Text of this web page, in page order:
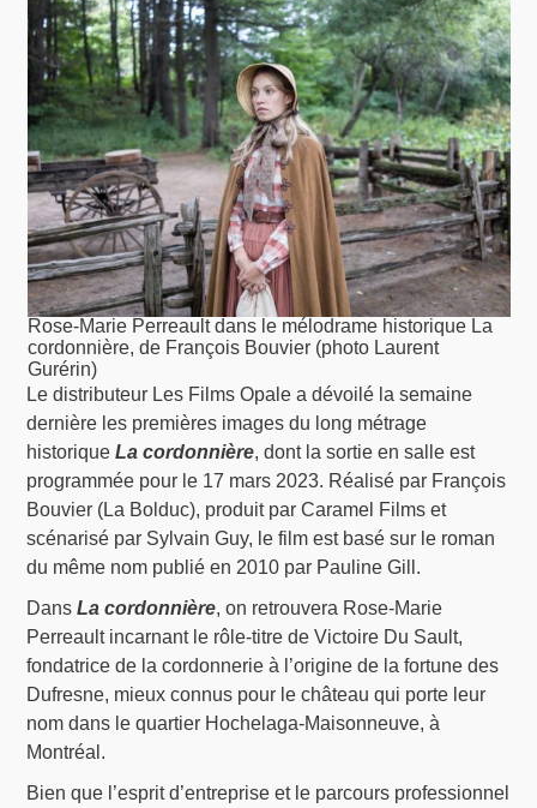
Rose-Marie Perreault dans le mélodrame historique La
cordonnière, de François Bouvier (photo Laurent
Gurérin)
Le distributeur Les Films Opale a dévoilé la semaine
dernière les premières images du long métrage
historiqueLa cordonnière, dont la sortie en salle est
programmée pour le 17 mars 2023. Réalisé par François
Bouvier (La Bolduc), produit par Caramel Films et
scénarisé par Sylvain Guy, le film est basé sur le roman
du même nom publié en 2010 par Pauline Gill.
DansLa cordonnière, on retrouvera Rose-Marie
Perreault incarnant le rôle-titre de Victoire Du Sault,
fondatrice de la cordonnerie à l’origine de la fortune des
Dufresne, mieux connus pour le château qui porte leur
nom dans le quartier Hochelaga-Maisonneuve, à
Montréal.
Bien que l’esprit d’entreprise et le parcours professionnel